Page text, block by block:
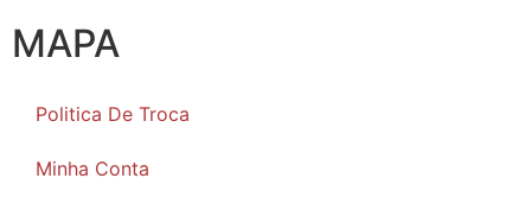
MAPA
Politica De Troca
Minha Conta